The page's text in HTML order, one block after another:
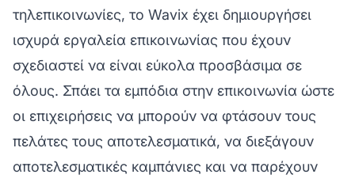
τηλεπικοινωνίες, το Wavix έχει δημιουργήσει
ισχυρά εργαλεία επικοινωνίας που έχουν
σχεδιαστεί να είναι εύκολα προσβάσιμα σε
όλους. Σπάει τα εμπόδια στην επικοινωνία ώστε
οι επιχειρήσεις να μπορούν να φτάσουν τους
πελάτες τους αποτελεσματικά, να διεξάγουν
αποτελεσματικές καμπάνιες και να παρέχουν